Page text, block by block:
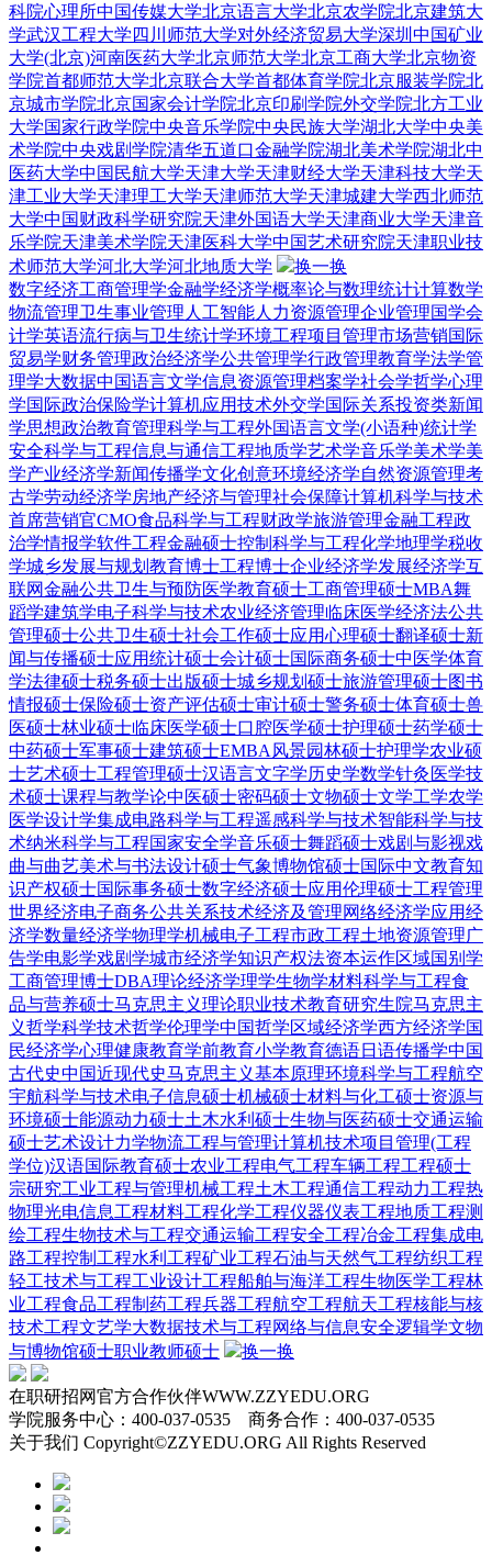
科院心理所中国传媒大学北京语言大学北京农学院北京建筑大
学武汉工程大学 四川师范大学对外经济贸易大学深圳 中国矿业
大学(北京)河南医药大学北京师范大学北京工商大学北京物资
学院首都师范大学北京联合大学首都体育学院北京服装学院北
京城市学院北京国家会计学院北京印刷学院外交学院北方工业
大学国家行政学院中央音乐学院中央民族大学湖北大学中央美
术学院中央戏剧学院清华五道口金融学院湖北美术学院湖北中
医药大学中国民航大学天津大学天津财经大学天津科技大学天
津工业大学天津理工大学天津师范大学天津城建大学西北师范
大学中国财政科学研究院天津外国语大学天津商业大学天津音
乐学院天津美术学院天津医科大学中国艺术研究院天津职业技
术师范大学河北大学河北地质大学
换一换
数字经济工商管理学金融学经济学概率论与数理统计计算数学
物流管理卫生事业管理 人工智能人力资源管理企业管理国学会
计学英语流行病与卫生统计学环境工程项目管理市场营销国际
贸易学财务管理政治经济学公共管理学行政管理教育学法学管
理学大数据中国语言文学信息资源管理档案学社会学哲学心理
学国际政治保险学计算机应用技术外交学国际关系投资类新闻
学思想政治教育管理科学与工程外国语言文学(小语种)统计学
安全科学与工程信息与通信工程地质学艺术学音乐学美术学美
学产业经济学新闻传播学文化创意环境经济学自然资源管理考
古学劳动经济学房地产经济与管理社会保障计算机科学与技术
首席营销官CMO食品科学与工程财政学旅游管理金融工程政
治学情报学软件工程金融硕士控制科学与工程化学地理学税收
学城乡发展与规划 教育博士工程博士企业经济学发展经济学互
联网金融公共卫生与预防医学教育硕士工商管理硕士MBA舞
蹈学建筑学电子科学与技术农业经济管理临床医学经济法公共
管理硕士公共卫生硕士社会工作硕士应用心理硕士翻译硕士新
闻与传播硕士应用统计硕士会计硕士国际商务硕士中医学体育
学法律硕士税务硕士出版硕士城乡规划硕士旅游管理硕士图书
情报硕士保险硕士资产评估硕士审计硕士警务硕士体育硕士兽
医硕士林业硕士临床医学硕士口腔医学硕士护理硕士药学硕士
中药硕士军事硕士建筑硕士EMBA 风景园林硕士护理学农业硕
士艺术硕士工程管理硕士汉语言文字学历史学数学针灸 医学技
术硕士课程与教学论中医硕士密码硕士文物硕士文学工学农学
医学设计学集成电路科学与工程遥感科学与技术智能科学与技
术纳米科学与工程国家安全学音乐硕士舞蹈硕士戏剧与影视戏
曲与曲艺美术与书法设计硕士气象博物馆硕士国际中文教育知
识产权硕士国际事务硕士数字经济硕士应用伦理硕士工程管理
世界经济电子商务公共关系技术经济及管理网络经济学应用经
济学数量经济学物理学机械电子工程市政工程土地资源管理广
告学电影学戏剧学城市经济学知识产权法资本运作区域国别学
工商管理博士DBA理论经济学理学生物学材料科学与工程食
品与营养硕士马克思主义理论职业技术教育研究生院马克思主
义哲学科学技术哲学伦理学中国哲学区域经济学西方经济学国
民经济学心理健康教育学前教育小学教育德语日语传播学中国
古代史中国近现代史马克思主义基本原理环境科学与工程航空
宇航科学与技术电子信息硕士机械硕士材料与化工硕士资源与
环境硕士能源动力硕士土木水利硕士生物与医药硕士交通运输
硕士艺术设计力学物流工程与管理计算机技术项目管理(工程
学位)汉语国际教育硕士农业工程电气工程车辆工程工程硕士
宗研究工业工程与管理机械工程土木工程通信工程动力工程热
物理光电信息工程材料工程化学工程仪器仪表工程地质工程测
绘工程生物技术与工程交通运输工程安全工程冶金工程集成电
路工程控制工程水利工程矿业工程石油与天然气工程纺织工程
轻工技术与工程工业设计工程船舶与海洋工程生物医学工程林
业工程食品工程制药工程兵器工程航空工程航天工程核能与核
技术工程文艺学大数据技术与工程网络与信息安全逻辑学文物
与博物馆硕士职业教师硕士 换一换
在职研招网官方合作伙伴WWW.ZZYEDU.ORG
学院服务中心：400-037-0535 商务合作：400-037-0535
关于我们 Copyright©ZZYEDU.ORG All Rights Reserved